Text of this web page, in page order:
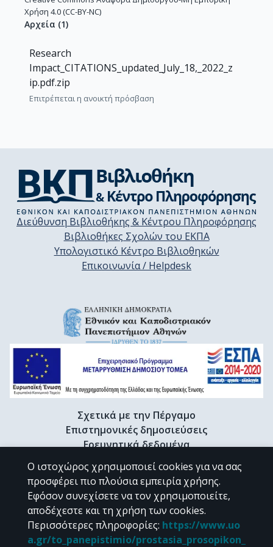
Χρήση 4.0 (CC-BY-NC)
Αρχεία (1)
Research
Impact_CITATIONS_updated_July_18,_2022_z
ip.pdf.zip
Επιτρέπεται η ανοικτή πρόσβαση
Διεύθυνση Βιβλιοθήκης & Κέντρου Πληροφόρησης
Βιβλιοθήκες Σχολών του ΕΚΠΑ
Υπολογιστικό Κέντρο Βιβλιοθηκών
Επικοινωνία / Helpdesk
Σχετικά με την Πέργαμο
Επιστημονικές δημοσιεύσεις
Ερευνητικά δεδομένα
Διδακτορικές διατριβές & Γκρίζα βιβλιογραφία
Προφίλ Ερευνητή
CC BY-NC 4.0
Ο ιστοχώρος χρησιμοποιεί cookies για να σας
προσφέρει πιο πλούσια εμπειρία χρήσης.
Εφόσον συνεχίσετε να τον χρησιμοποιείτε,
αποδέχεστε και τη χρήση των cookies.
Περισσότερες πληροφορίες: https://www.uo
a.gr/to_panepistimio/prostasia_prosopikon_